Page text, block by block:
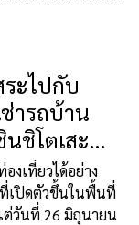
ะไปกับ
ารถบ้าน
ชิโตเสะ
งเที่ยวได้อย่าง
ที่เปิดตัวขึ้นในพื้นที่
ต่วันที่ 26 มิถุนายน